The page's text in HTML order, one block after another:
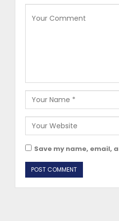
Save my name, email,